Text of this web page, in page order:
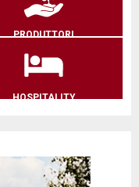
PRODUTTORI
HOSPITALITY